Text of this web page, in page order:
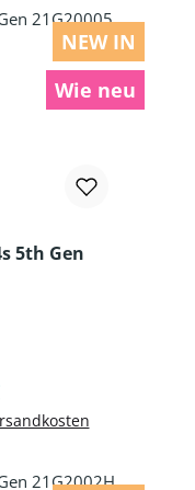
NEW IN
Wie neu
5th Gen